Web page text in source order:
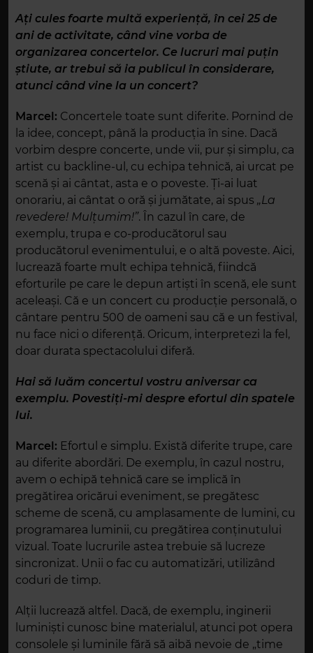
Ați cules foarte multă experiență, în cei 25 de
ani de activitate, când vine vorba de
organizarea concertelor. Ce lucruri mai puțin
știute, ar trebui să ia publicul în considerare,
atunci când vine la un concert?
Marcel: Concertele toate sunt diferite. Pornind de
la idee, concept, până la producția în sine. Dacă
vorbim despre concerte, unde vii, pur și simplu, ca
artist cu backline-ul, cu echipa tehnică, ai urcat pe
scenă și ai cântat, asta e o poveste. Ți-ai luat
onorariu, ai cântat o oră și jumătate, ai spus „La
revedere! Mulțumim!”. În cazul în care, de
exemplu, trupa e co-producătorul sau
producătorul evenimentului, e o altă poveste. Aici,
lucrează foarte mult echipa tehnică, fiindcă
eforturile pe care le depun artiști în scenă, ele sunt
aceleași. Că e un concert cu producție personală, o
cântare pentru 500 de oameni sau că e un festival,
nu face nici o diferență. Oricum, interpretezi la fel,
doar durata spectacolului diferă.
Hai să luăm concertul vostru aniversar ca
exemplu. Povestiți-mi despre efortul din spatele
lui.
Marcel: Efortul e simplu. Există diferite trupe, care
au diferite abordări. De exemplu, în cazul nostru,
avem o echipă tehnică care se implică în
pregătirea oricărui eveniment, se pregătesc
scheme de scenă, cu amplasamente de lumini, cu
programarea luminii, cu pregătirea conținutului
vizual. Toate lucrurile astea trebuie să lucreze
sincronizat. Unii o fac cu automatizări, utilizând
coduri de timp.
Alții lucrează altfel. Dacă, de exemplu, inginerii
luminiști cunosc bine materialul, atunci pot opera
consolele și luminile fără să aibă nevoie de „time